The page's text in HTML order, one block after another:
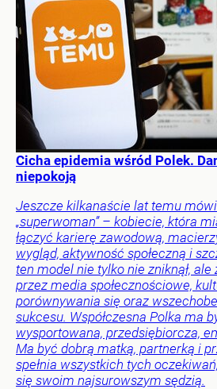
Cicha epidemia wśród Polek.
niepokoją
Jeszcze kilkanaście lat temu
„superwoman” – kobiecie, która
łączyć karierę zawodową,
wygląd, aktywność społeczną i
ten model nie tylko nie zniknął, ale
przez media społecznościowe,
porównywania się oraz
sukcesu. Współczesna Polka ma
wysportowana, przedsiębiorcza,
Ma być dobrą matką, partnerką i
spełnia wszystkich tych
się swoim najsurowszym sędzią.